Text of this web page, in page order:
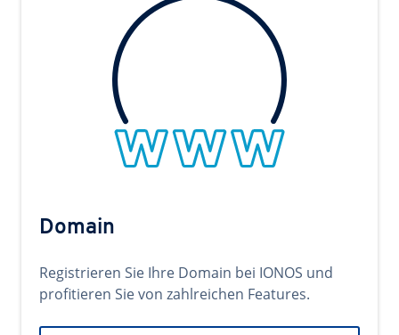
Domain
Registrieren Sie Ihre Domain bei IONOS und
profitieren Sie von zahlreichen Features.